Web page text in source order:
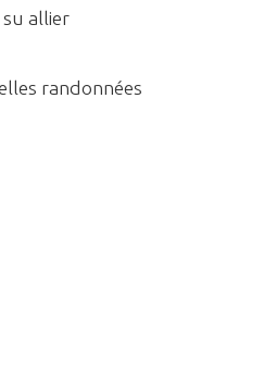
su allier
randonnées